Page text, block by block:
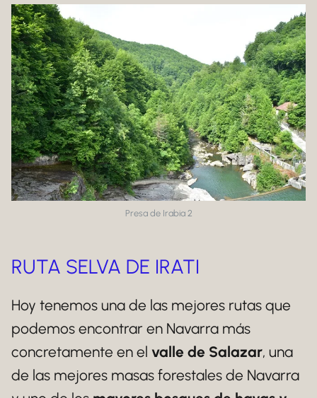
Presa de Irabia 2
RUTA SELVA DE IRATI
Hoy tenemos una de las mejores rutas que
podemos encontrar en Navarra más
concretamente en el valle de Salazar, una
de las mejores masas forestales de Navarra